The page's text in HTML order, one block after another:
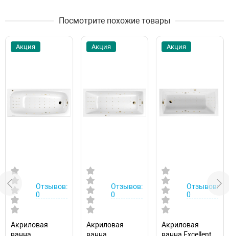
Посмотрите похожие товары
Акция
Отзывов:
0
Акриловая
Акция
Отзывов:
0
Акриловая
Акция
Отзывов:
0
Акриловая